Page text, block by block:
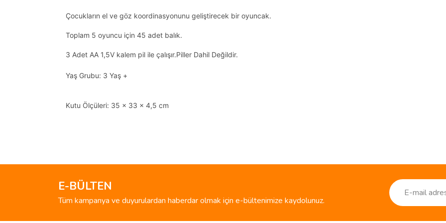
Çocukların el ve göz koordinasyonunu geliştirecek bir oyuncak.
Toplam 5 oyuncu için 45 adet balık.
3 Adet AA 1,5V kalem pil ile çalışır.Piller Dahil Değildir.
Yaş Grubu: 3 Yaş +
Kutu Ölçüleri: 35 x 33 x 4,5 cm
Ürün resmi kalitesiz, bozuk veya görüntülenemiyor.
E-BÜLTEN
Tüm kampanya ve duyurulardan haberdar olmak için e-bültenimize kaydolunuz.